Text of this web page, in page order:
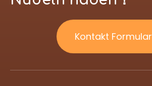
Kontakt Formular